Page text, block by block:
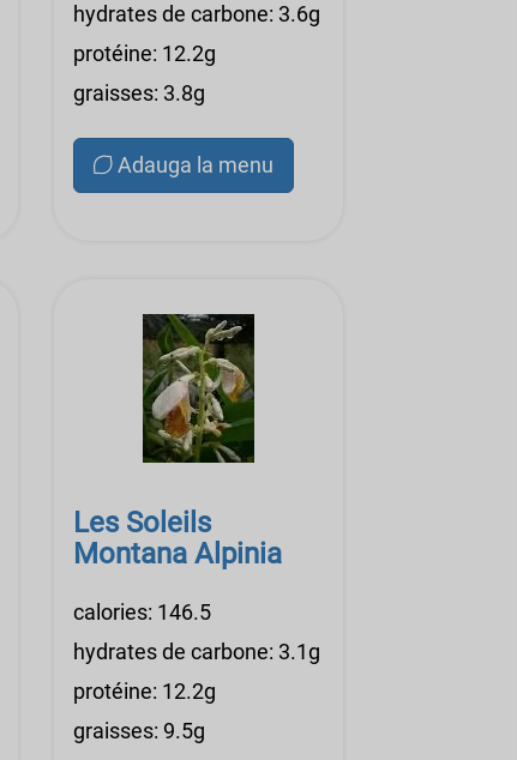
hydrates de carbone: 3.6g
protéine: 12.2g
graisses: 3.8g
Adauga la menu
Les Soleils
Montana Alpinia
calories: 146.5
hydrates de carbone: 3.1g
protéine: 12.2g
graisses: 9.5g